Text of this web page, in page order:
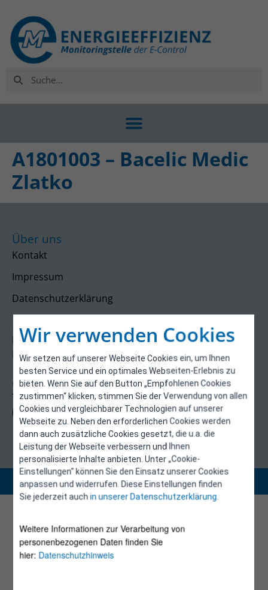
Wir verwenden Cookies
Wir setzen auf unserer Webseite Cookies ein, um Ihnen
besten Service und ein optimales Webseiten-Erlebnis zu
bieten. Wenn Sie auf den Button „Empfohlenen Cookies
zustimmen“ klicken, stimmen Sie der Verwendung von allen
Cookies und vergleichbarer Technologien auf unserer
Webseite zu. Neben den erforderlichen Cookies werden
dann auch zusätzliche Cookies gesetzt, die u.a. die
Leistung der Webseite verbessern und Ihnen
personalisierte Inhalte anbieten. Unter „Cookie-
Einstellungen“ können Sie den Einsatz unserer Cookies
anpassen und widerrufen. Diese Einstellungen finden
Sie jederzeit auchin unserer Datenschutzerklärung.
Weitere Informationen zur Verarbeitung von
personenbezogenen Daten finden Sie
hier: Datenschutzhinweis
A1801003 – Bacelic Medic
Zlatko
Über uns
Kontakt
Impressum
Datenschutzerklärung
Kontakt
E-Control
Rudolfsplatz 13a
1010 Wien
energieeffizienz@e-control.at
Tel +43 1 5324724
(Mo, Mi-Fr 09:30-12:30 Uhr)
Copyright 2026 © E-Control